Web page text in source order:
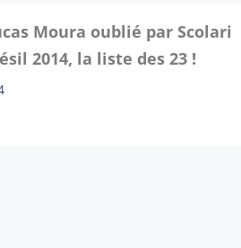
Moura oublié par Scolari
2014, la liste des 23 !